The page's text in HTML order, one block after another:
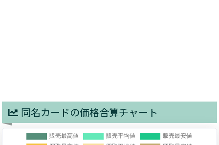
同名カードの価格合算チャート